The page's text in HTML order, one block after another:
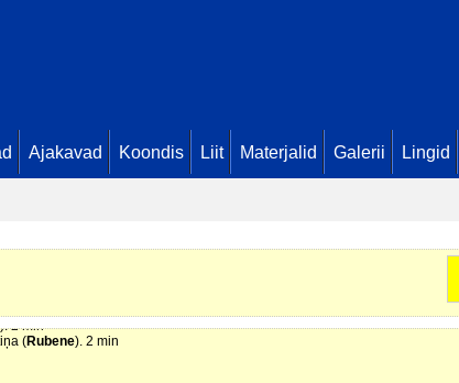
Ajakavad Koondis Liit Materjalid Galerii Lingid
). 2 min
(Rubene). 2 min